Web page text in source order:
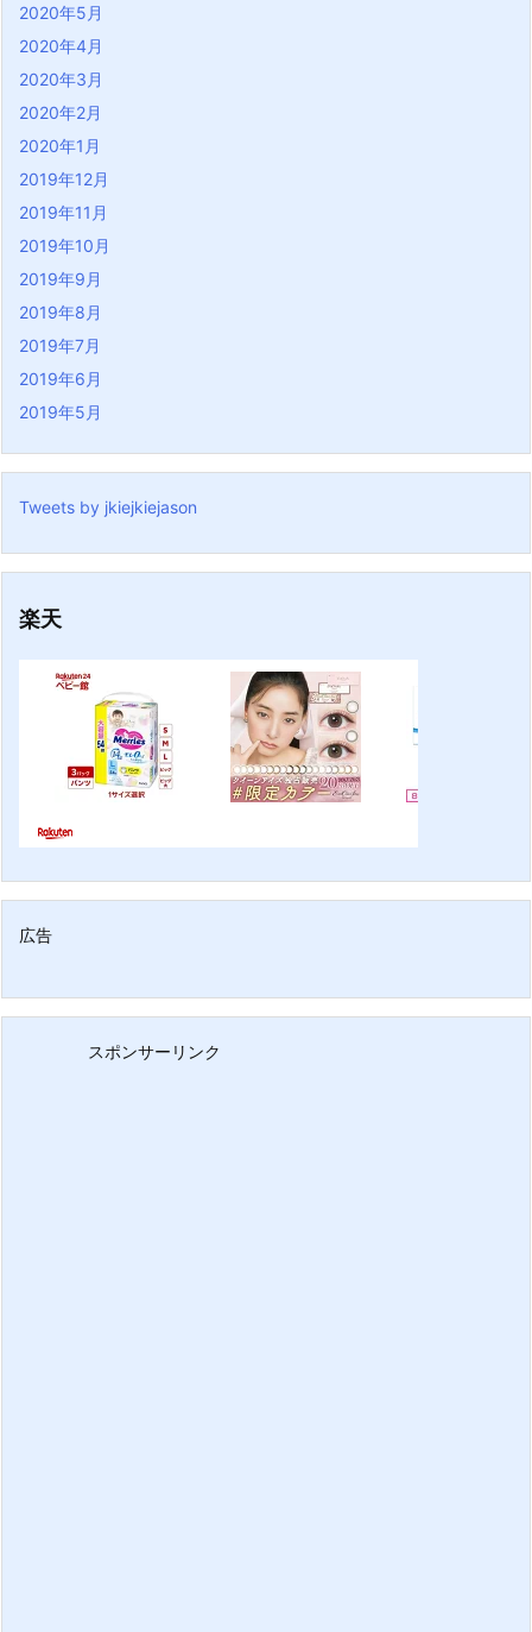
2020年5月
2020年4月
2020年3月
2020年2月
2020年1月
2019年12月
2019年11月
2019年10月
2019年9月
2019年8月
2019年7月
2019年6月
2019年5月
Tweets by jkiejkiejason
楽天
広告
スポンサーリンク